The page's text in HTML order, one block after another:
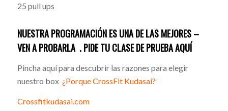
25 pull ups
NUESTRA PROGRAMACIÓN ES UNA DE LAS MEJORES –
VEN A PROBARLA .PIDE TU CLASE DE PRUEBA AQUÍ
Pincha aquí para descubrir las razones para elegir
nuestro box ¿Porque CrossFit Kudasai?
Crossfitkudasai.com